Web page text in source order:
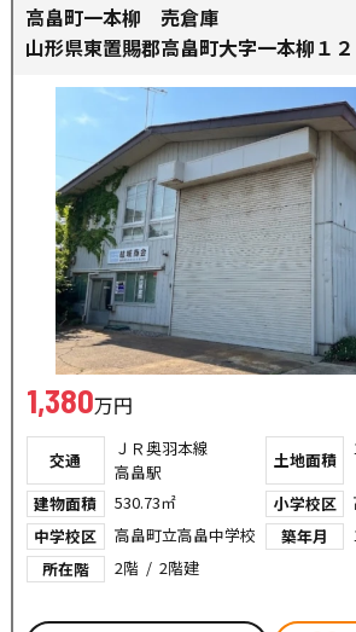
高畠町一本柳 売倉庫
山形県東置賜郡高畠町大字一本柳１
1,380万円
交通
ＪＲ奥羽本線
高畠駅
土地面積
建物面積 530.73㎡ 小学校区
中学校区
高畠町立高畠中学校 築年月
所在階
2階 / 2階建